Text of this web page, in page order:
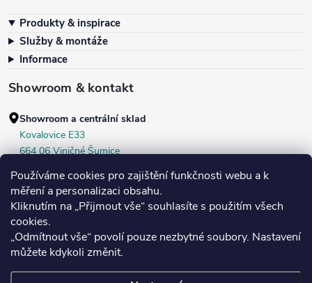
Používáme cookies pro zajištění funkčnosti webu a k
měření a personalizaci obsahu.
Kliknutím na „Přijmout vše“ souhlasíte s použitím všech
cookies.
„Odmítnout vše“ povolí pouze nezbytné soubory. Nastavení
můžete kdykoli změnit.
Produkty & inspirace
Služby & montáže
Informace
Showroom & kontakt
Showroom a centrální sklad
Kovalovice E33
664 06 Viničné Šumice
+420 604 536 499
Po–Pá:7:30–16:00
Středa:
Sobota:8:00–10:00